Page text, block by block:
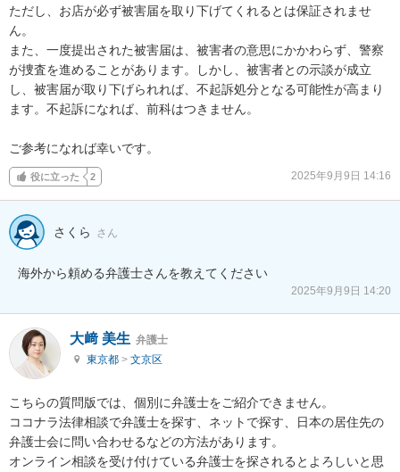
ただし、お店が必ず被害届を取り下げてくれるとは保証されませ
ん。
また、一度提出された被害届は、被害者の意思にかかわらず、警察
が捜査を進めることがあります。しかし、被害者との示談が成立
し、被害届が取り下げられれば、不起訴処分となる可能性が高まり
ます。不起訴になれば、前科はつきません。
ご参考になれば幸いです。
役に立った 2 2025年9月9日 14:16
さくら さん
海外から頼める弁護士さんを教えてください
2025年9月9日 14:20
大﨑 美生 弁護士
東京都 > 文京区
こちらの質問版では、個別に弁護士をご紹介できません。
ココナラ法律相談で弁護士を探す、ネットで探す、日本の居住先の
弁護士会に問い合わせるなどの方法があります。
オンライン相談を受け付けている弁護士を探されるとよろしいと思